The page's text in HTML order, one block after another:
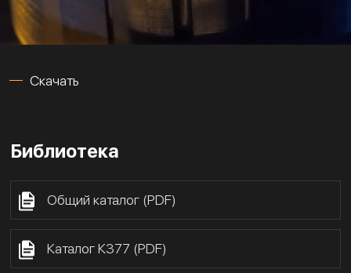
Скачать
Библиотека
Общий каталог (PDF)
Каталог К377 (PDF)